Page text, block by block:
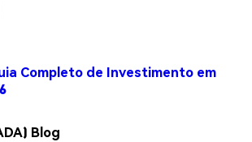
Completo de Investimento em
Blog